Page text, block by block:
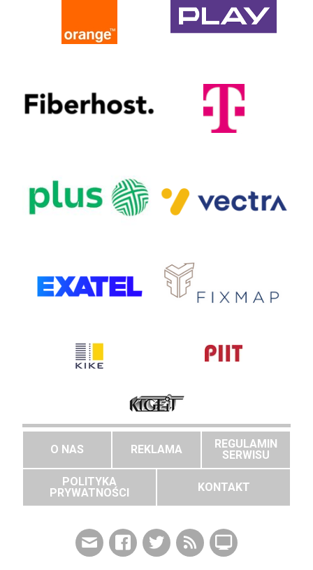
O NAS REKLAMA
REGULAMIN
SERWISU
POLITYKA
PRYWATNOŚCI
KONTAKT